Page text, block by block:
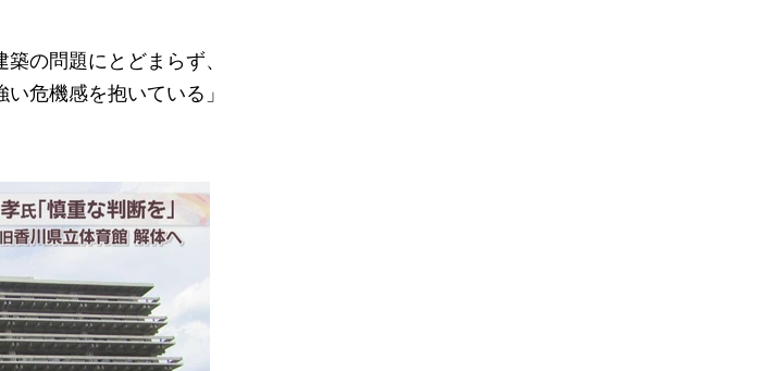
の問題にとどまらず、
危機感を抱いている」